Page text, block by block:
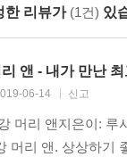
한 리뷰가 (1건) 있
앤 - 내가 만난
06-14 신고
머리 앤지은이: 루
머리 앤. 상상하기